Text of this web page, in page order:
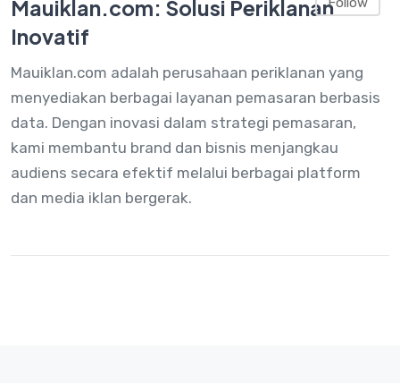
Mauiklan.com: Solusi Periklanan
Inovatif
Mauiklan.com adalah perusahaan periklanan yang
menyediakan berbagai layanan pemasaran berbasis
data. Dengan inovasi dalam strategi pemasaran,
kami membantu brand dan bisnis menjangkau
audiens secara efektif melalui berbagai platform
dan media iklan bergerak.